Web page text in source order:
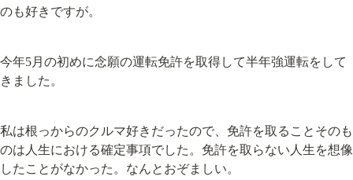
のも好きですが。
今年5月の初めに念願の運転免許を取得して半年強運転をして
きました。
私は根っからのクルマ好きだったので、免許を取ることそのも
のは人生における確定事項でした。免許を取らない人生を想像
したことがなかった。なんとおぞましい。